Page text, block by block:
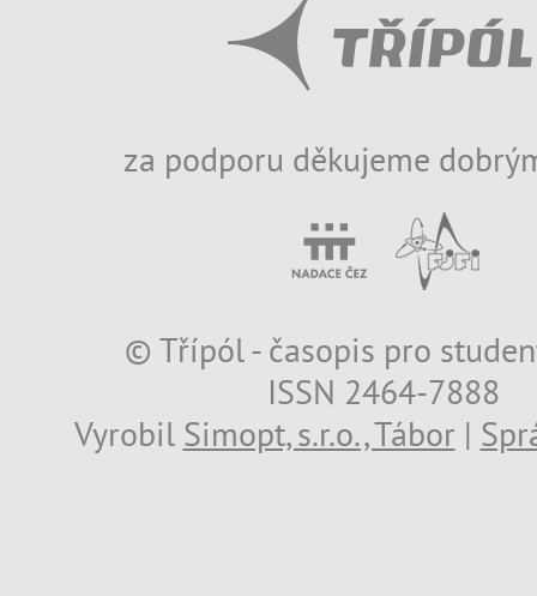
za podporu děkujeme
© Třípól - časopis pro
ISSN 2464-7888
Vyrobil Simopt, s.r.o., Tábor |